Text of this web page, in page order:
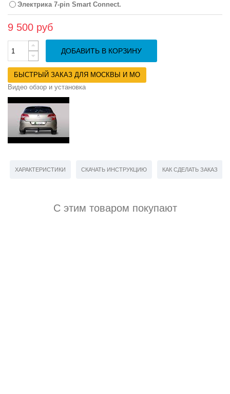
Электрика 7-pin Smart Connect.
9 500 руб
ДОБАВИТЬ В КОРЗИНУ
БЫСТРЫЙ ЗАКАЗ ДЛЯ МОСКВЫ И МО
Видео обзор и установка
ХАРАКТЕРИСТИКИ СКАЧАТЬ ИНСТРУКЦИЮ КАК СДЕЛАТЬ ЗАКАЗ
С этим товаром покупают